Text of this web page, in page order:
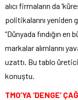
alıcı firmaların da
politikalarını
“Dünyada fındığın en
markalar alımlarını
uzattı. Bu tablo
konuştu.
TMO’YA ‘DENGE’